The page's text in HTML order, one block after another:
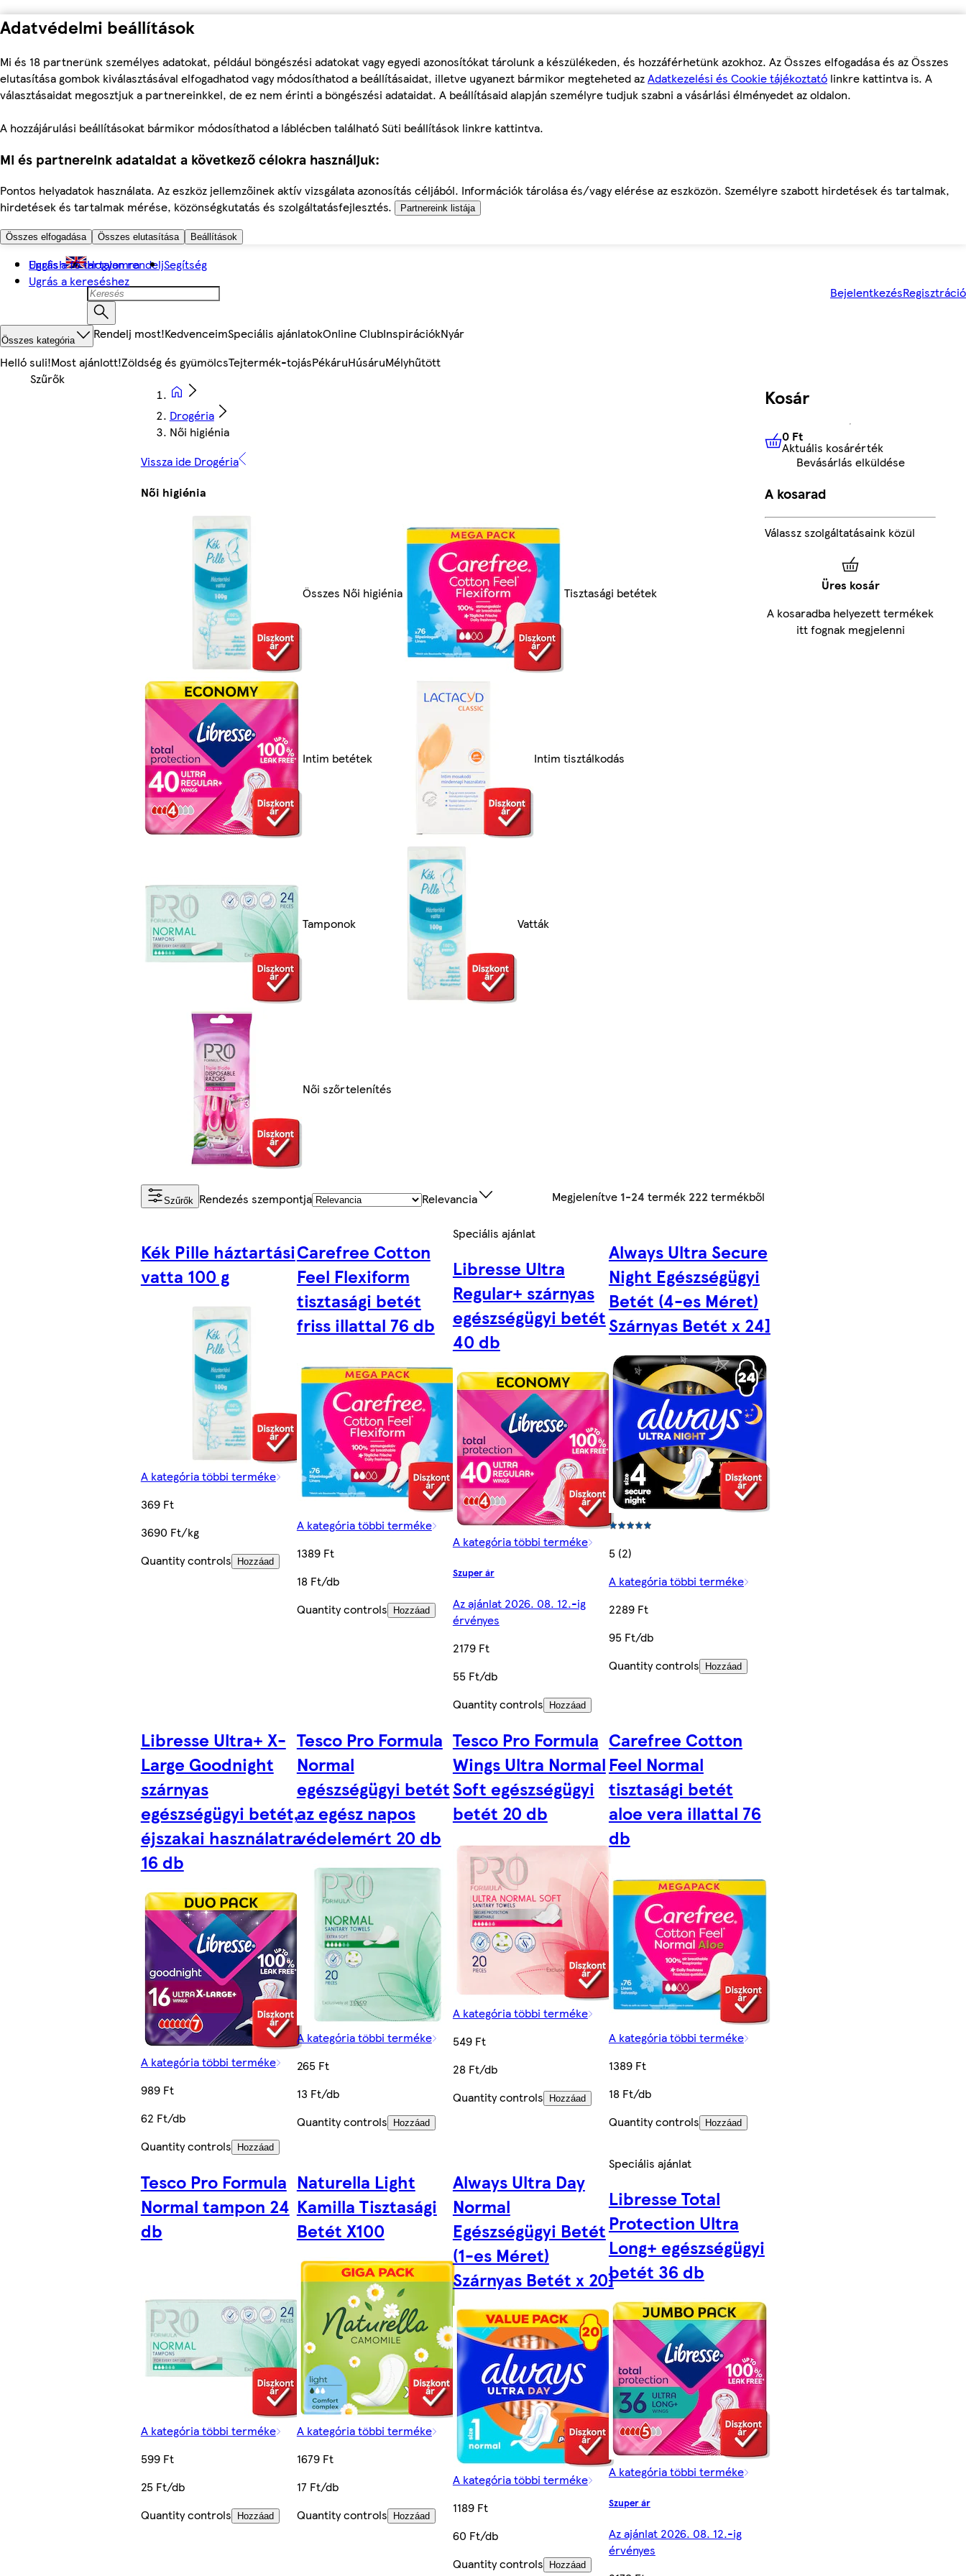
Adatvédelmi beállítások
Mi és 18 partnerünk személyes adatokat, például böngészési adatokat vagy egyedi azonosítókat tárolunk a készülékeden, és hozzáférhetünk azokhoz. Az Összes elfogadása és az Összes
elutasítása gombok kiválasztásával elfogadhatod vagy módosíthatod a beállításaidat, illetve ugyanezt bármikor megteheted azAdatkezelési és Cookie tájékoztató linkre kattintva is. A
választásaidat megosztjuk a partnereinkkel, de ez nem érinti a böngészési adataidat. A beállításaid alapján személyre tudjuk szabni a vásárlási élményedet az oldalon.
A hozzájárulási beállításokat bármikor módosíthatod a láblécben található Süti beállítások linkre kattintva.
Mi és partnereink adataidat a következő célokra használjuk:
Pontos helyadatok használata. Az eszköz jellemzőinek aktív vizsgálata azonosítás céljából. Információk tárolása és/vagy elérése az eszközön. Személyre szabott hirdetések és tartalmak,
hirdetések és tartalmak mérése, közönségkutatás és szolgáltatásfejlesztés.
Partnereink listája
Összes elfogadása Összes elutasítása Beállítások
Ugrás a fő tartalomra
Ugrás a kereséshez
English Hogyan rendeljSegítség
BejelentkezésRegisztráció
Összes kategória Rendelj most!KedvenceimSpeciális ajánlatokOnline ClubInspirációkNyár
Helló suli!Most ajánlott!Zöldség és gyümölcsTejtermék-tojásPékáruHúsáruMélyhűtött
Drogéria
Női higiénia
Vissza ide Drogéria
Női higiénia
Összes Női higiénia Tisztasági betétek
Intim betétek Intim tisztálkodás
Tamponok Vatták
Női szőrtelenítés
Szűrők Rendezés szempontja Relevancia Megjelenítve 1-24 termék 222 termékből
Kék Pille háztartási
vatta 100 g
A kategória többi terméke
369 Ft
3690 Ft/kg
Quantity controls
Hozzáad
Carefree Cotton
Feel Flexiform
tisztasági betét
friss illattal 76 db
A kategória többi terméke
1389 Ft
18 Ft/db
Quantity controls
Hozzáad
Speciális ajánlat
Libresse Ultra
Regular+ szárnyas
egészségügyi betét
40 db
A kategória többi terméke
Szuper ár
Az ajánlat 2026. 08. 12.-ig
érvényes
2179 Ft
55 Ft/db
Quantity controls
Hozzáad
Always Ultra Secure
Night Egészségügyi
Betét (4-es Méret)
Szárnyas Betét x 24]
5 (2)
A kategória többi terméke
2289 Ft
95 Ft/db
Quantity controls
Hozzáad
Libresse Ultra+ X-
Large Goodnight
szárnyas
egészségügyi betét,
éjszakai használatra
16 db
A kategória többi terméke
989 Ft
62 Ft/db
Quantity controls
Hozzáad
Tesco Pro Formula
Normal
egészségügyi betét
az egész napos
védelemért 20 db
A kategória többi terméke
265 Ft
13 Ft/db
Quantity controls
Hozzáad
Tesco Pro Formula
Wings Ultra Normal
Soft egészségügyi
betét 20 db
A kategória többi terméke
549 Ft
28 Ft/db
Quantity controls
Hozzáad
Carefree Cotton
Feel Normal
tisztasági betét
aloe vera illattal 76
db
A kategória többi terméke
1389 Ft
18 Ft/db
Quantity controls
Hozzáad
Tesco Pro Formula
Normal tampon 24
db
A kategória többi terméke
599 Ft
25 Ft/db
Quantity controls
Hozzáad
Naturella Light
Kamilla Tisztasági
Betét X100
A kategória többi terméke
1679 Ft
17 Ft/db
Quantity controls
Hozzáad
Always Ultra Day
Normal
Egészségügyi Betét
(1-es Méret)
Szárnyas Betét x 20]
A kategória többi terméke
1189 Ft
60 Ft/db
Quantity controls
Hozzáad
Speciális ajánlat
Libresse Total
Protection Ultra
Long+ egészségügyi
betét 36 db
A kategória többi terméke
Szuper ár
Az ajánlat 2026. 08. 12.-ig
érvényes
Kosár
0 FtAktuális kosárérték
0 Ft
Aktuális kosárérték
Bevásárlás elküldése
A kosarad
Válassz szolgáltatásaink közül
Üres kosár
A kosaradba helyezett termékek
itt fognak megjelenni